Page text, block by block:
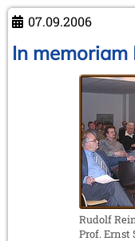
KWA-
im
07.09.2006
In
Rudolf
Prof. Ernst